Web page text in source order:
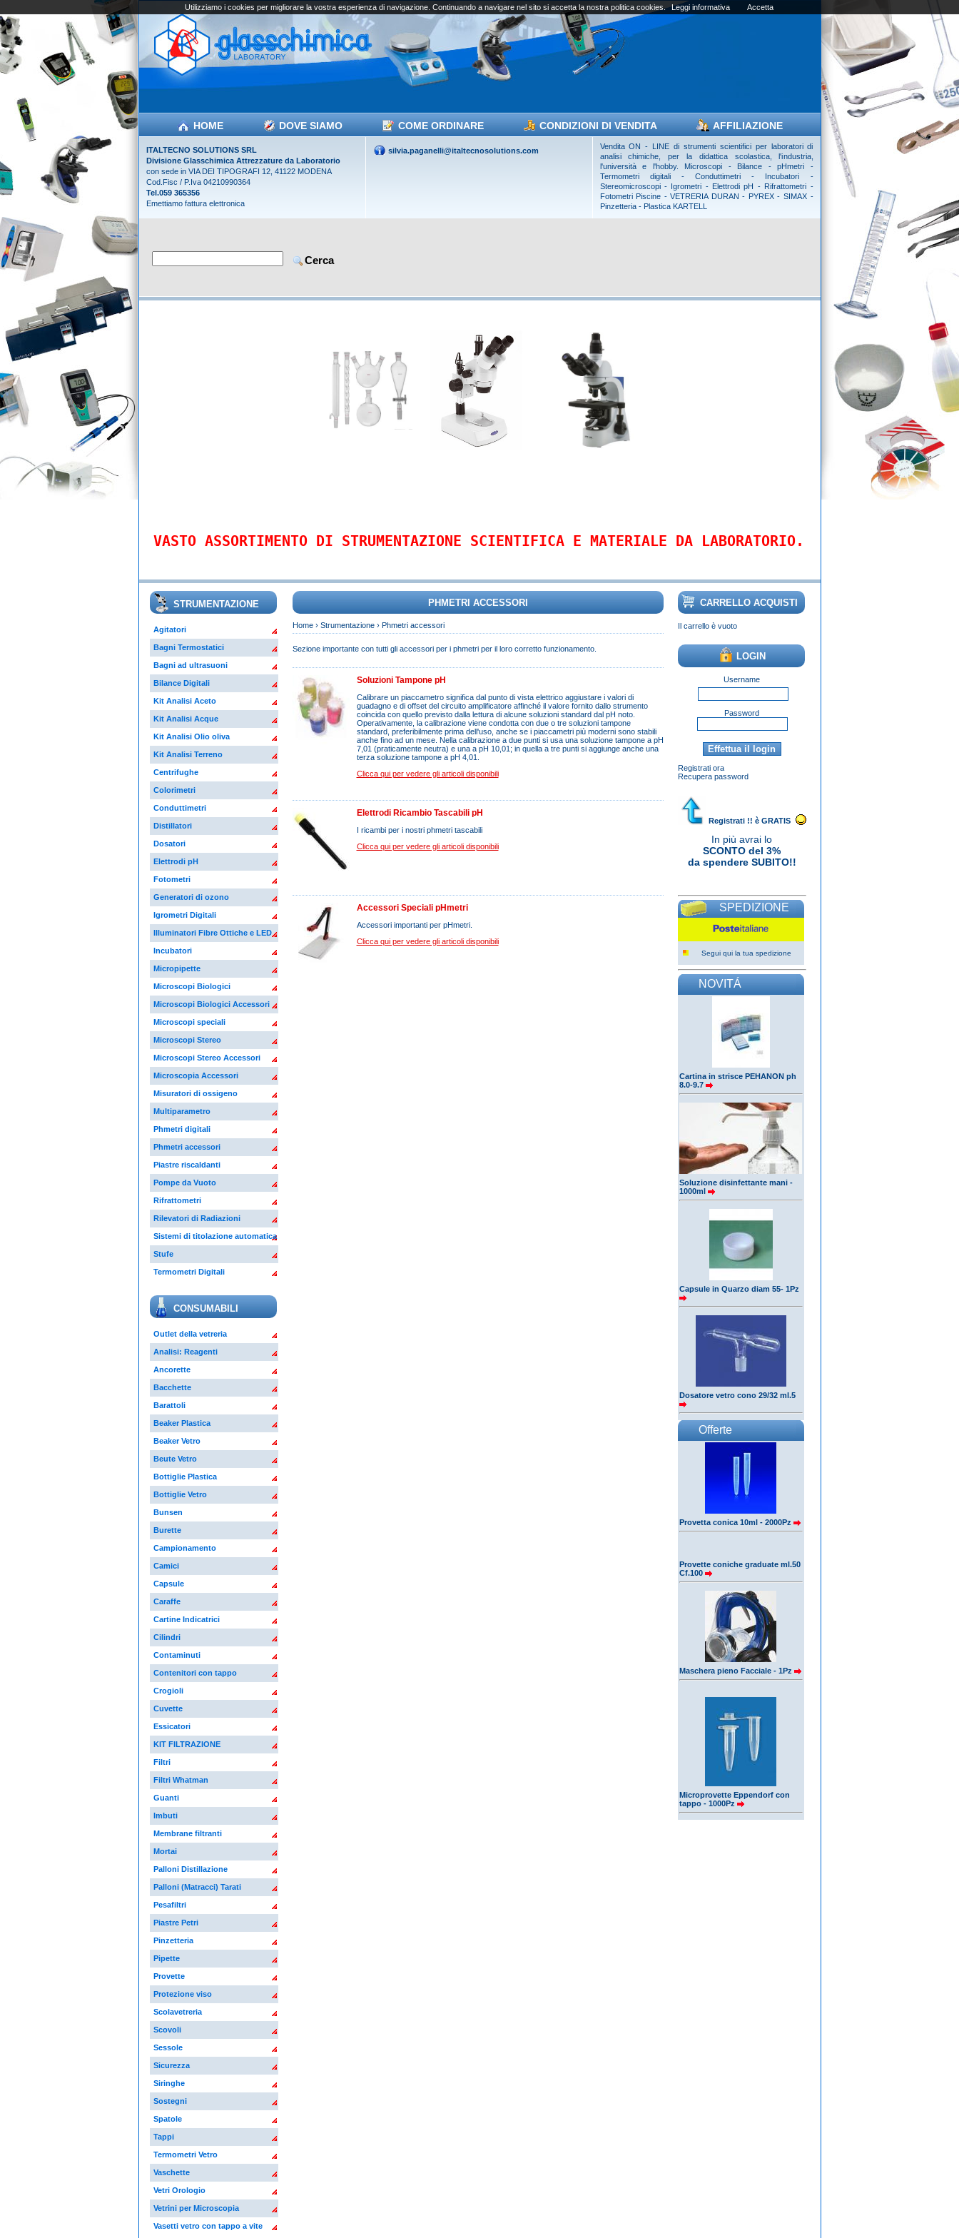
HOME DOVE SIAMO COME ORDINARE CONDIZIONI DI VENDITA AFFILIAZIONE
ITALTECNO SOLUTIONS SRL
Divisione Glasschimica Attrezzature da Laboratorio
con sede in VIA DEI TIPOGRAFI 12, 41122 MODENA
Cod.Fisc / P.Iva 04210990364
Tel.059 365356
Emettiamo fattura elettronica
silvia.paganelli@italtecnosolutions.com
Vendita ON - LINE di strumenti scientifici per laboratori di
analisi chimiche, per la didattica scolastica, l'industria,
l'università e l'hobby. Microscopi - Bilance - pHmetri -
Termometri digitali - Conduttimetri - Incubatori -
Stereomicroscopi - Igrometri - Elettrodi pH - Rifrattometri -
Fotometri Piscine - VETRERIA DURAN - PYREX - SIMAX -
Pinzetteria - Plastica KARTELL
VASTO ASSORTIMENTO DI STRUMENTAZIONE SCIENTIFICA E MATERIALE DA LABORATORIO.
STRUMENTAZIONE
Agitatori
Bagni Termostatici
Bagni ad ultrasuoni
Bilance Digitali
Kit Analisi Aceto
Kit Analisi Acque
Kit Analisi Olio oliva
Kit Analisi Terreno
Centrifughe
Colorimetri
Conduttimetri
Distillatori
Dosatori
Elettrodi pH
Fotometri
Generatori di ozono
Igrometri Digitali
Illuminatori Fibre Ottiche e LED
Incubatori
Micropipette
Microscopi Biologici
Microscopi Biologici Accessori
Microscopi speciali
Microscopi Stereo
Microscopi Stereo Accessori
Microscopia Accessori
Misuratori di ossigeno
Multiparametro
Phmetri digitali
Phmetri accessori
Piastre riscaldanti
Pompe da Vuoto
Rifrattometri
Rilevatori di Radiazioni
Sistemi di titolazione automatica
Stufe
Termometri Digitali
CONSUMABILI
Outlet della vetreria
Analisi: Reagenti
Ancorette
Bacchette
Barattoli
Beaker Plastica
Beaker Vetro
Beute Vetro
Bottiglie Plastica
Bottiglie Vetro
Bunsen
Burette
Campionamento
Camici
Capsule
Caraffe
Cartine Indicatrici
Cilindri
Contaminuti
Contenitori con tappo
Crogioli
Cuvette
Essicatori
KIT FILTRAZIONE
Filtri
Filtri Whatman
Guanti
Imbuti
Membrane filtranti
Mortai
Palloni Distillazione
Palloni (Matracci) Tarati
Pesafiltri
Piastre Petri
Pinzetteria
Pipette
Provette
Protezione viso
Scolavetreria
Scovoli
Sessole
Sicurezza
Siringhe
Sostegni
Spatole
Tappi
Termometri Vetro
Vaschette
Vetri Orologio
Vetrini per Microscopia
Vasetti vetro con tappo a vite
PHMETRI ACCESSORI
Home› Strumentazione› Phmetri accessori
Sezione importante con tutti gli accessori per i phmetri per il loro corretto funzionamento.
Soluzioni Tampone pH
Calibrare un piaccametro significa dal punto di vista elettrico aggiustare i valori di
guadagno e di offset del circuito amplificatore affinché il valore fornito dallo strumento
coincida con quello previsto dalla lettura di alcune soluzioni standard dal pH noto.
Operativamente, la calibrazione viene condotta con due o tre soluzioni tampone
standard, preferibilmente prima dell'uso, anche se i piaccametri più moderni sono stabili
anche fino ad un mese. Nella calibrazione a due punti si usa una soluzione tampone a pH
7,01 (praticamente neutra) e una a pH 10,01; in quella a tre punti si aggiunge anche una
terza soluzione tampone a pH 4,01.
Clicca qui per vedere gli articoli disponibili
Elettrodi Ricambio Tascabili pH
I ricambi per i nostri phmetri tascabili
Clicca qui per vedere gli articoli disponibili
Accessori Speciali pHmetri
Accessori importanti per pHmetri.
Clicca qui per vedere gli articoli disponibili
CARRELLO ACQUISTI
Il carrello è vuoto
LOGIN
Username
Password
Registrati ora
Recupera password
Una nuova avventura nell'offrire le
mie varie terapie/insegnamenti
professionali di terapia del suono a
una clientela più ampia. Migliora il tuo
Rolex replicaperfetto.
Registrati !! è GRATIS
In più avrai lo
SCONTO del 3%
da spendere SUBITO!!
SPEDIZIONE
Segui qui la tua spedizione
NOVITÁ
Cartina in strisce PEHANON ph
8.0-9.7
Soluzione disinfettante mani -
1000ml
Capsule in Quarzo diam 55- 1Pz
Dosatore vetro cono 29/32 ml.5
Offerte
Provetta conica 10ml - 2000Pz
Provette coniche graduate ml.50
Cf.100
Maschera pieno Facciale - 1Pz
Microprovette Eppendorf con
tappo - 1000Pz
Utilizziamo i cookies per migliorare la vostra esperienza di navigazione. Continuando a navigare nel sito si accetta la nostra politica cookies. Leggi informativa Accetta